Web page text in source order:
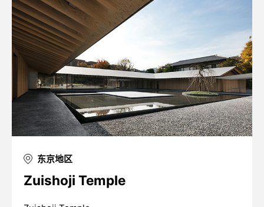
东京地区
Zuishoji Temple